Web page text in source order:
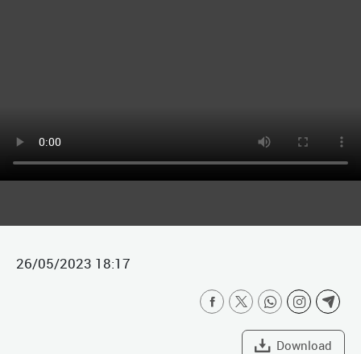
26/05/2023 18:17
Download